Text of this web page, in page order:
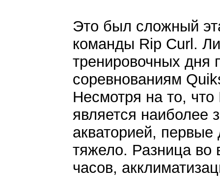
Это был сложный
команды Rip Curl.
тренировочных дня
соревнованиям
Несмотря на то,
является наиболее
акваторией, первые
тяжело. Разница во
часов,